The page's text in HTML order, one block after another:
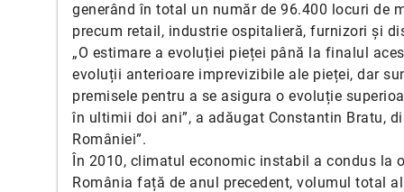
generând în total un număr de 96.400 locuri de
precum retail, industrie ospitalieră, furnizori și
„O estimare a evoluției pieței până la finalul
evoluții anterioare imprevizibile ale pieței, dar
premisele pentru a se asigura o evoluție
în ultimii doi ani”, a adăugat Constantin Bratu,
României”.
În 2010, climatul economic instabil a condus la
România față de anul precedent, volumul total